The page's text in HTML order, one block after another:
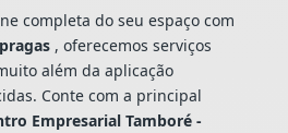
completa do seu espaço com
, oferecemos serviços
além da aplicação
Conte com a principal
Empresarial Tamboré -